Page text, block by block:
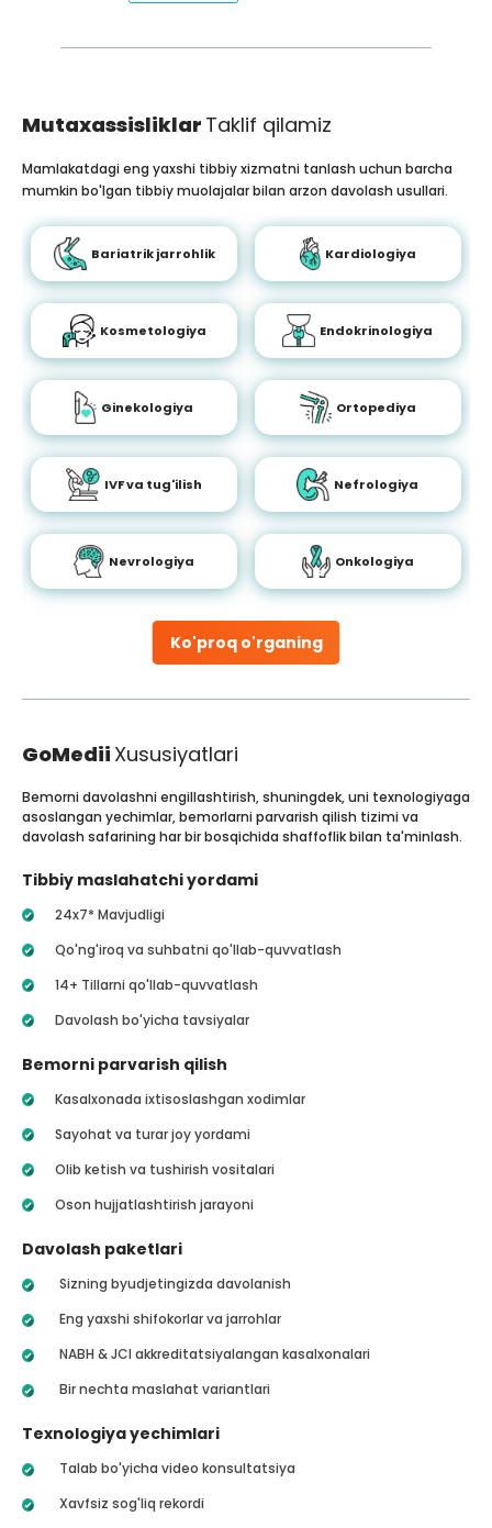
Mutaxassisliklar Taklif qilamiz
Ko'proq o'rganing
Mamlakatdagi eng yaxshi tibbiy xizmatni tanlash uchun barcha
mumkin bo'lgan tibbiy muolajalar bilan arzon davolash usullari.
Bariatrik jarrohlik Kardiologiya
Kosmetologiya Endokrinologiya
Ginekologiya Ortopediya
IVF va tug'ilish Nefrologiya
Nevrologiya Onkologiya
GoMedii Xususiyatlari
Bemorni davolashni engillashtirish, shuningdek, uni texnologiyaga
asoslangan yechimlar, bemorlarni parvarish qilish tizimi va
davolash safarining har bir bosqichida shaffoflik bilan ta'minlash.
Tibbiy maslahatchi yordami
24x7* Mavjudligi
Qo'ng'iroq va suhbatni qo'llab-quvvatlash
14+ Tillarni qo'llab-quvvatlash
Davolash bo'yicha tavsiyalar
Bemorni parvarish qilish
Kasalxonada ixtisoslashgan xodimlar
Sayohat va turar joy yordami
Olib ketish va tushirish vositalari
Oson hujjatlashtirish jarayoni
Davolash paketlari
Sizning byudjetingizda davolanish
Eng yaxshi shifokorlar va jarrohlar
NABH & JCI akkreditatsiyalangan kasalxonalari
Bir nechta maslahat variantlari
Texnologiya yechimlari
Talab bo'yicha video konsultatsiya
Xavfsiz sog'liq rekordi